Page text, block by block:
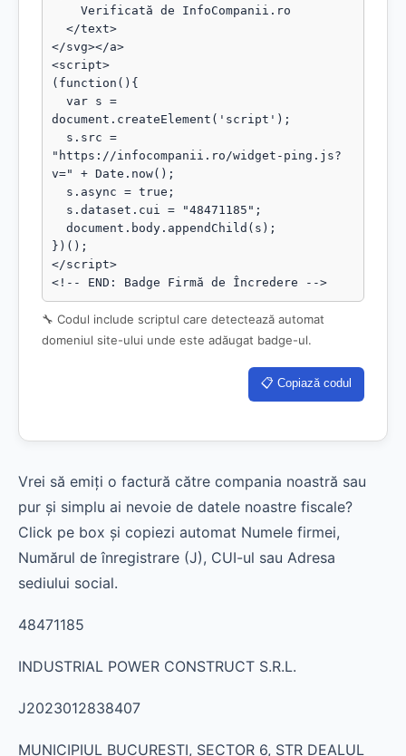
</svg></a>
<script>
(function(){
document.createElement('script');
"https://infocompanii.ro/widget-ping.js?
v=" + Date.now();
})();
</script>
<!-- END: Badge Firmă de Încredere -->
🔧 Codul include scriptul care detectează automat
domeniul site-ului unde este adăugat badge-ul.
📋 Copiază codul
Vrei să emiți o factură către compania noastră sau
pur și simplu ai nevoie de datele noastre fiscale?
Click pe box și copiezi automat Numele firmei,
Numărul de înregistrare (J), CUI-ul sau Adresa
sediului social.
48471185
INDUSTRIAL POWER CONSTRUCT S.R.L.
J2023012838407
MUNICIPIUL BUCUREŞTI, SECTOR 6, STR DEALUL